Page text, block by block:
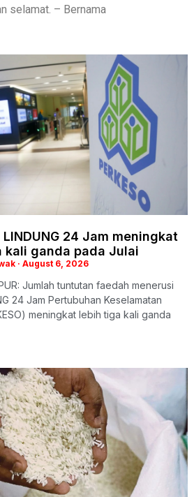
selamat. – Bernama
24 Jam meningkat
kali ganda pada Julai
August 6, 2026
Jumlah tuntutan faedah menerusi
24 Jam Pertubuhan Keselamatan
meningkat lebih tiga kali ganda